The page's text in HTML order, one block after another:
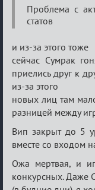
Проблема с
статов
и из-за этого тоже
сейчас Сумрак
приелись друг к
из-за этого
новых лиц там
разницей между
Вип закрыт до 5
вместе со входом
Ожа мертвая, и
конкурсных. Даже